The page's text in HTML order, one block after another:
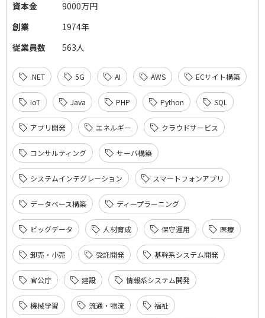
資本金
9000万円
創業
1974年
従業員数
563人
.NET 5G AI AWS ECサイト構築
IoT Java PHP Python SQL
アプリ開発 エネルギー クラウドサービス
コンサルティング サーバ構築
システムインテグレーション スマートフォンアプリ
データベース構築 ディープラーニング
ビッグデータ 人材育成 保守運用 医療
卸売・小売 受託開発 基幹系システム開発
官公庁 建設 情報系システム開発
機械学習 流通・物流 福祉